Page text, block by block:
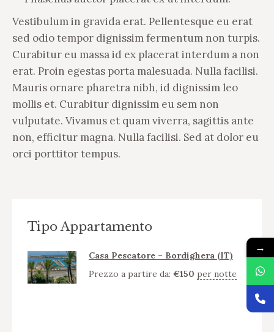
Vestibulum in gravida erat. Pellentesque eu erat
sed odio tempor dignissim fermentum non turpis.
Curabitur eu massa id ex placerat interdum a non
erat. Proin egestas porta malesuada. Nulla facilisi.
Mauris ornare pharetra nibh, id dignissim leo
mollis et. Curabitur dignissim eu sem non
vulputate. Vivamus et quam viverra, sagittis ante
non, efficitur magna. Nulla facilisi. Sed at dolor eu
orci porttitor tempus.
Tipo Appartamento
Casa Pescatore – Bordighera (IT)
Prezzo a partire da: €150 per notte
→